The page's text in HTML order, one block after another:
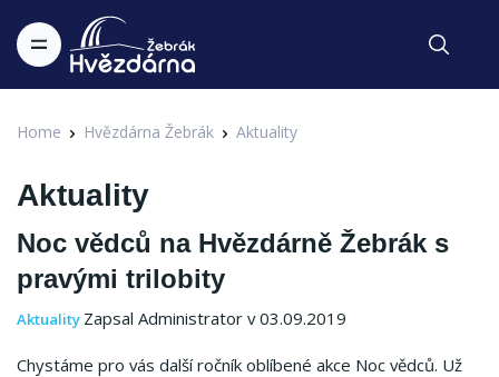
Home Hvězdárna Žebrák Aktuality
Aktuality
Noc vědců na Hvězdárně Žebrák s
pravými trilobity
Aktuality Zapsal Administrator v 03.09.2019
Chystáme pro vás další ročník oblíbené akce Noc vědců. Už